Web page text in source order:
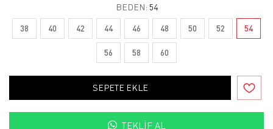
BEDEN: 54
38 40 42 44 46 48 50 52 54
56 58 60
SEPETE EKLE
TEKLIF AL